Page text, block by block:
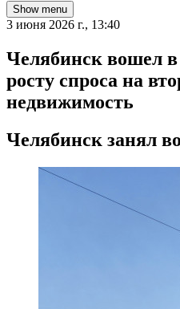
Show menu
3 июня 2026 г., 13:40
Челябинск вошел в
росту спроса на
недвижимость
Челябинск занял